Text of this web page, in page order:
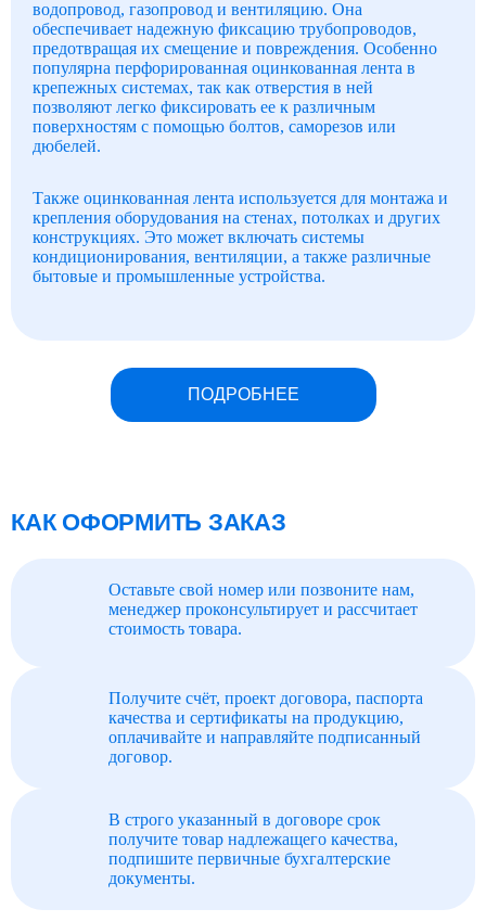
водопровод, газопровод и вентиляцию. Она
обеспечивает надежную фиксацию трубопроводов,
предотвращая их смещение и повреждения. Особенно
популярна перфорированная оцинкованная лента в
крепежных системах, так как отверстия в ней
позволяют легко фиксировать ее к различным
поверхностям с помощью болтов, саморезов или
дюбелей.
Также оцинкованная лента используется для монтажа и
крепления оборудования на стенах, потолках и других
конструкциях. Это может включать системы
кондиционирования, вентиляции, а также различные
бытовые и промышленные устройства.
ПОДРОБНЕЕ
КАК ОФОРМИТЬ ЗАКАЗ
Оставьте свой номер или позвоните нам,
менеджер проконсультирует и рассчитает
стоимость товара.
Получите счёт, проект договора, паспорта
качества и сертификаты на продукцию,
оплачивайте и направляйте подписанный
договор.
В строго указанный в договоре срок
получите товар надлежащего качества,
подпишите первичные бухгалтерские
документы.